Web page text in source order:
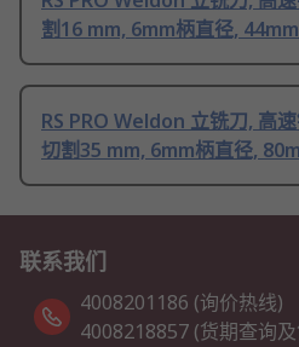
割16 mm, 6mm柄直径,
RS PRO Weldon 立铣刀, 高
切割35 mm, 6mm柄直径,
联系我们
4008201186 (询价热线)
4008218857 (货期查询